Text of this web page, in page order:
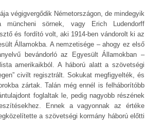
végigvergődik Németországon, de mindegyik
sörnek, vagy Erich Ludendorff
és fordító volt, aki 1914-ben vándorolt ki az
Államokba. A nemzetisége – ahogy ez első
bevándorló az Egyesült Államokban –
amerikaikból. A háború alatt a szövetségi
civilt regisztrált. Sokukat megfigyelték, és
zártak. Talán még ennél is felháborítóbb
foglaltak le, pedig nagyobb részének
Ennek a vagyonnak az értéke
a szövetségi kormány háború előtti